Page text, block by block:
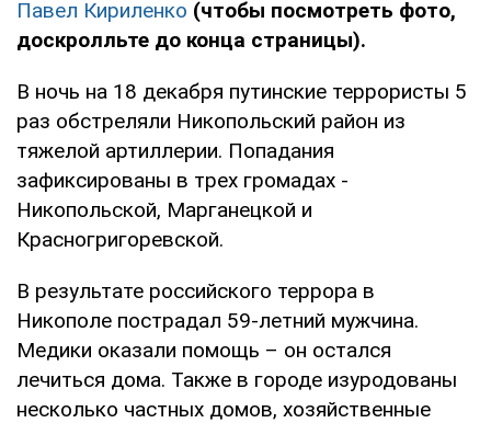
Павел Кириленко (чтобы посмотреть фото,
доскролльте до конца страницы).
В ночь на 18 декабря путинские террористы 5
раз обстреляли Никопольский район из
тяжелой артиллерии. Попадания
зафиксированы в трех громадах -
Никопольской, Марганецкой и
Красногригоревской.
В результате российского террора в
Никополе пострадал 59-летний мужчина.
Медики оказали помощь – он остался
лечиться дома. Также в городе изуродованы
несколько частных домов, хозяйственные